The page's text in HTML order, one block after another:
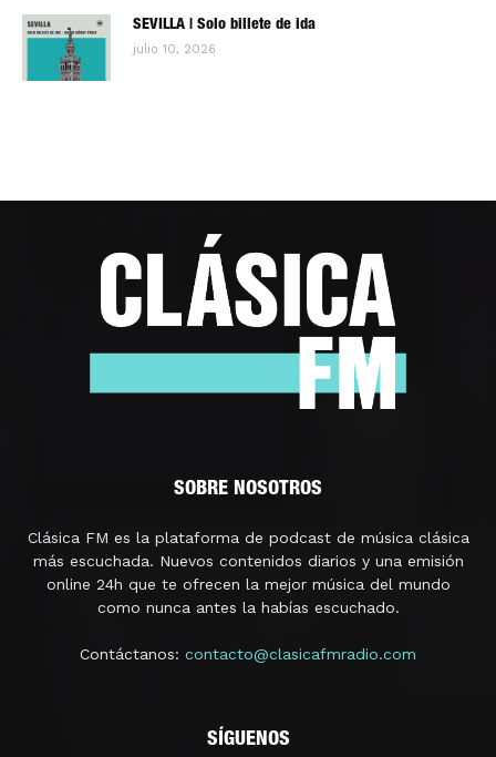
SEVILLA | Solo billete de ida
julio 10, 2026
SOBRE NOSOTROS
Clásica FM es la plataforma de podcast de música clásica
más escuchada. Nuevos contenidos diarios y una emisión
online 24h que te ofrecen la mejor música del mundo
como nunca antes la habías escuchado.
Contáctanos: contacto@clasicafmradio.com
SÍGUENOS